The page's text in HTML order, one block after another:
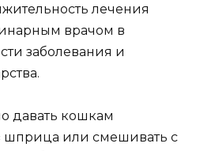
лечения
врачом в
заболевания и
давать кошкам
шприца или смешивать с